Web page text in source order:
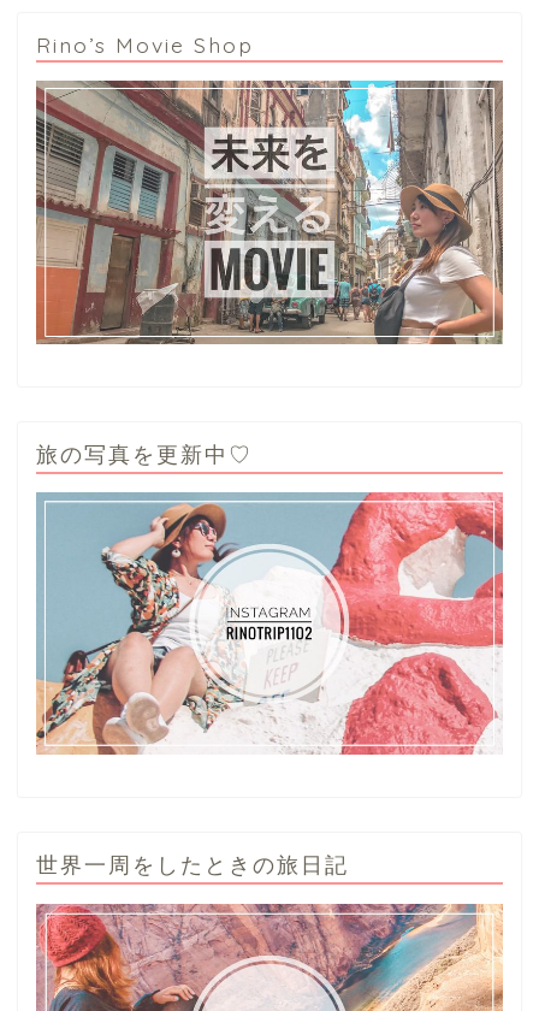
Rino’s Movie Shop
旅の写真を更新中♡
世界一周をしたときの旅日記